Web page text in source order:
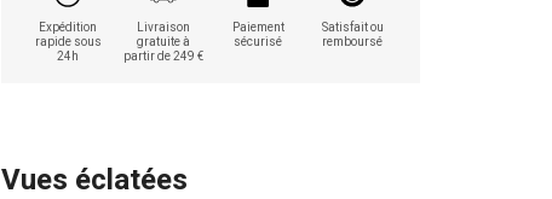
Expédition
rapide sous
24h
Livraison
gratuite à
partir de 249 €
Paiement
sécurisé
Satisfait ou
remboursé
Vues éclatées